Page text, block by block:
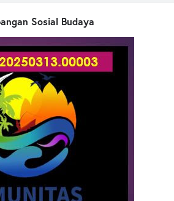
Sosial Budaya